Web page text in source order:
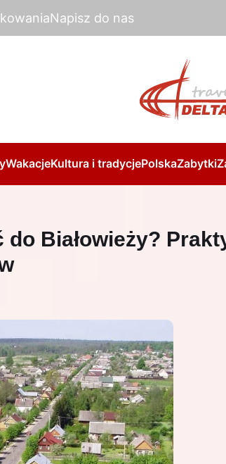
Napisz do nas
WakacjeKultura i tradycjePolskaZabytki
Białowieży?